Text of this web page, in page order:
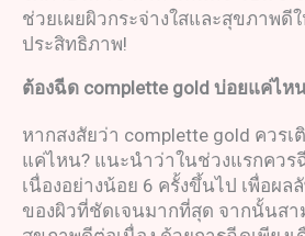
ช่วยเผยผิวกระจ่างใสและสุขภาพดี
ประสิทธิภาพ!
ต้องฉีด complette gold บ่อยแค่ไห
หากสงสัยว่า complette gold ควร
แค่ไหน? แนะนำว่าในช่วงแรกควร
เนื่องอย่างน้อย 6 ครั้งขึ้นไป เพื่อผล
ของผิวที่ชัดเจนมากที่สุด จากนั้นสา